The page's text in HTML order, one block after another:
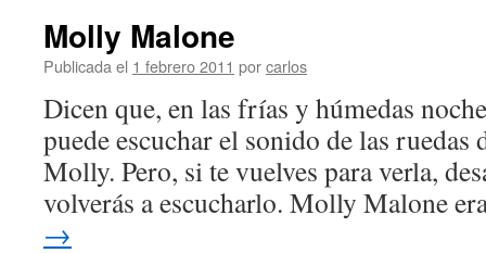
Molly Malone
Publicada el 1 febrero 2011 porcarlos
Dicen que, en las frías y húmedas
puede escuchar el sonido de las ruedas
Molly. Pero, si te vuelves para verla,
volverás a escucharlo. Molly Malone
→